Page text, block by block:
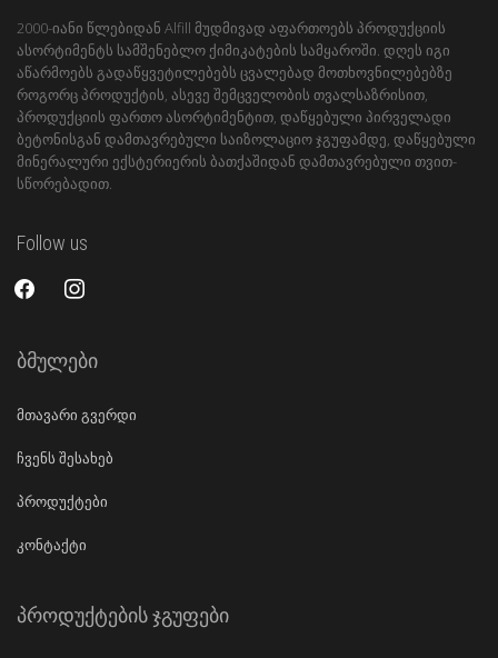
2000-იანი წლებიდან Alfill მუდმივად აფართოებს პროდუქციის
ასორტიმენტს სამშენებლო ქიმიკატების სამყაროში. დღეს იგი
აწარმოებს გადაწყვეტილებებს ცვალებად მოთხოვნილებებზე
როგორც პროდუქტის, ასევე შემცველობის თვალსაზრისით,
პროდუქციის ფართო ასორტიმენტით, დაწყებული პირველადი
ბეტონისგან დამთავრებული საიზოლაციო ჯგუფამდე, დაწყებული
მინერალური ექსტერიერის ბათქაშიდან დამთავრებული თვით-
სწორებადით.
Follow us
facebookinstagram
ბმულები
მთავარი გვერდი
ჩვენს შესახებ
პროდუქტები
კონტაქტი
პროდუქტების ჯგუფები